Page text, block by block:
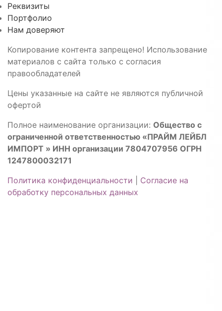
Реквизиты
Портфолио
Нам доверяют
Копирование контента запрещено! Использование
материалов с сайта только с согласия
правообладателей
Цены указанные на сайте не являются публичной
офертой
Полное наименование организации: Общество с
ограниченной ответственностью «ПРАЙМ ЛЕЙБЛ
ИМПОРТ » ИНН организации 7804707956 ОГРН
1247800032171
Политика конфиденциальности
Согласие на
обработку персональных данных